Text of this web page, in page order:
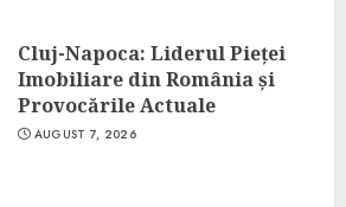
Cluj-Napoca: Liderul Pieței
Imobiliare din România și
Provocările Actuale
AUGUST 7, 2026